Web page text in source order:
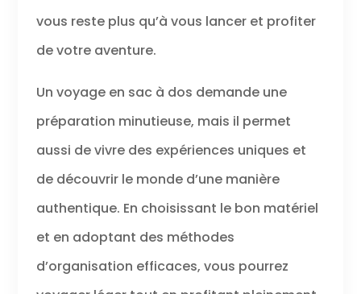
vous reste plus qu’à vous lancer et profiter
de votre aventure.
Un voyage en sac à dos demande une
préparation minutieuse, mais il permet
aussi de vivre des expériences uniques et
de découvrir le monde d’une manière
authentique. En choisissant le bon matériel
et en adoptant des méthodes
d’organisation efficaces, vous pourrez